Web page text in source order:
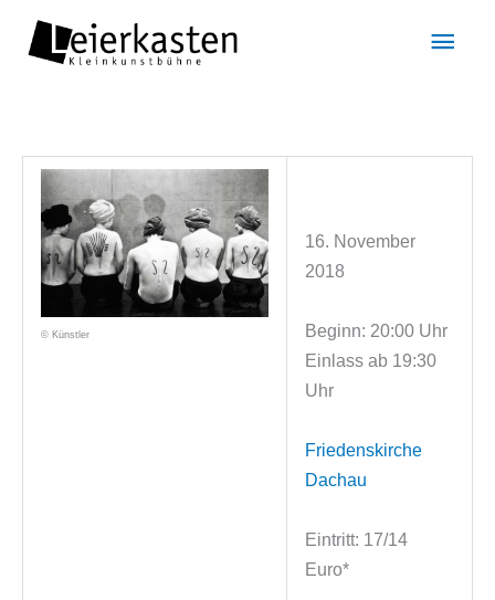
Inhalt
© Künstler
16. November
2018
Beginn: 20:00 Uhr
Einlass ab 19:30
Uhr
Friedenskirche
Dachau
Eintritt: 17/14
Euro*